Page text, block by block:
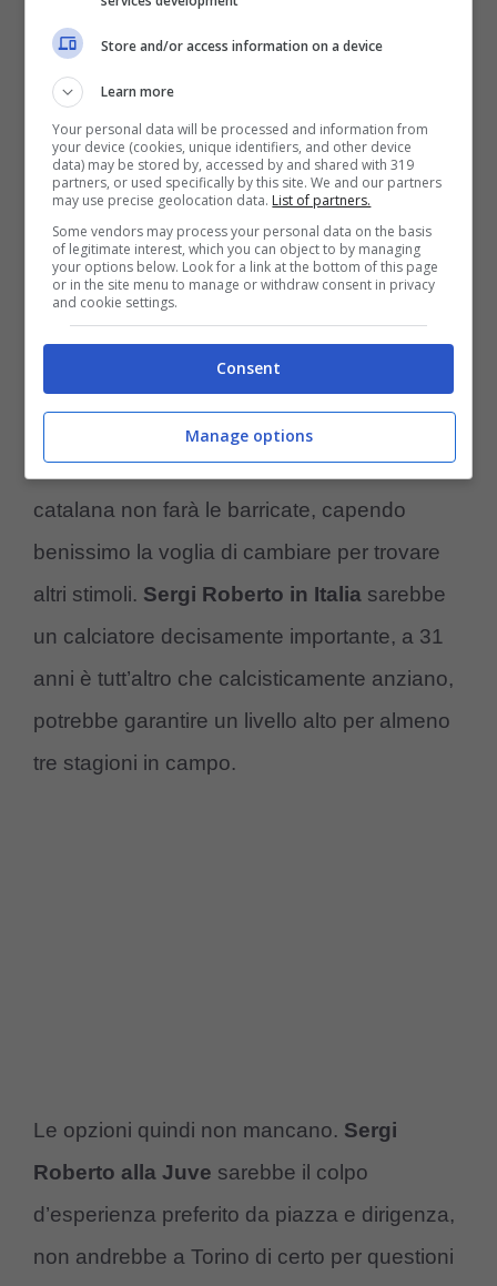
Il difensore Sergi Roberto pronto per la Serie A (ansa foto) –
controcalcio.com
Lo spagnolo aveva avuto dei contrasti
merito al rinnovo, ora invece andrà via in
pace con se stesso e anche la società
catalana non farà le barricate, capendo
benissimo la voglia di cambiare per trovare
altri stimoli. Sergi Roberto in Italia sarebbe
un calciatore decisamente importante, a 31
anni è tutt’altro che calcisticamente anziano,
potrebbe garantire un livello alto per almeno
tre stagioni in campo.
Le opzioni quindi non mancano. Sergi
Roberto alla Juve sarebbe il colpo
d’esperienza preferito da piazza e dirigenza,
non andrebbe a Torino di certo per questioni
Store and/or access information on a device
Learn more
Your personal data will be processed and information from
your device (cookies, unique identifiers, and other device
data) may be stored by, accessed by and shared with 319
partners, or used specifically by this site. We and our partners
may use precise geolocation data. List of partners.
Some vendors may process your personal data on the basis
of legitimate interest, which you can object to by managing
your options below. Look for a link at the bottom of this page
or in the site menu to manage or withdraw consent in privacy
and cookie settings.
Consent
Manage options